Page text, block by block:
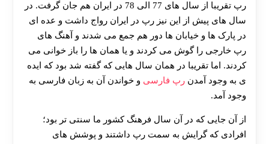
رپ تقریبا از سال های 77 الی 78 در ایران هم جان گرفت. در
سال های پیش از این نیز رپ در ایران رواج داشت و عده ای
در پارک ها و خیابان ها دور هم جمع می شدند و آهنگ های
رپ خارجی را گوش می کردند و یا همان ها را باز خوانی می
کردند. اما تقریبا در همان سال هایی که گفته شد بود که ایده
ی به وجود آمدن رپ فارسی و خواندن آن به زبان فارسی به
وجود آمد.
از آن جایی که در آن سال فرهنگ کشور ما سنتی تر بود؛
افرادی که گرایش به سمت رپ داشتند و پوشش های